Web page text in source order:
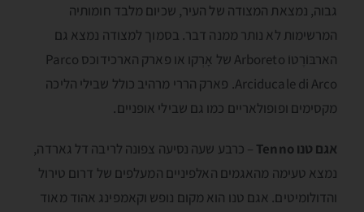
גבוה, נמצאת המצודה של העיר, שכיום מלבד חומותיה
המרשימות לא נותר ממנה דבר. בסמוך למצודה נמצא גם
הארבּוֺרֶטוֺ Arboreto של אָרְקו או פארק הארכידוכס Parco
Arciducale di Arco. פארק הררי מרהיב כולל שבילי הליכה
מקסימים ופופולאריים כמו גם שבילי אופניים.
אגם טנו Tenno – כרבע שעה נסיעה צפונה לריבה דל גארדה,
נמצא טעימה מהאגמים האלפיניים המעלפים של דרום טירול
והדולומיטים. אגם טנו הוא מקום נופש וקאמפינג אהוד מאוד